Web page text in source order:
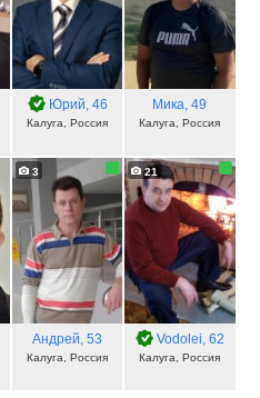
Юрий, 46
Калуга, Россия
Мика, 49
Калуга, Россия
3
Андрей, 53
Калуга, Россия
21
Vodolei, 62
Калуга, Россия